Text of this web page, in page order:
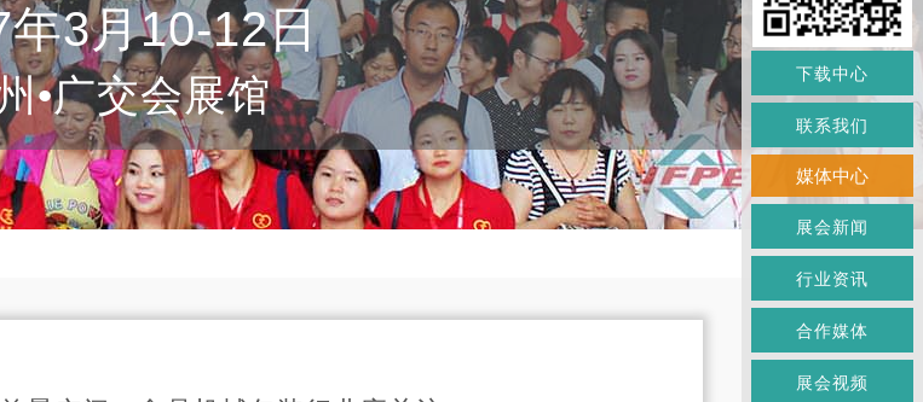
年3月10-12日
•广交会展馆 下载中心
联系我们
媒体中心
展会新闻
行业资讯
合作媒体
展会视频